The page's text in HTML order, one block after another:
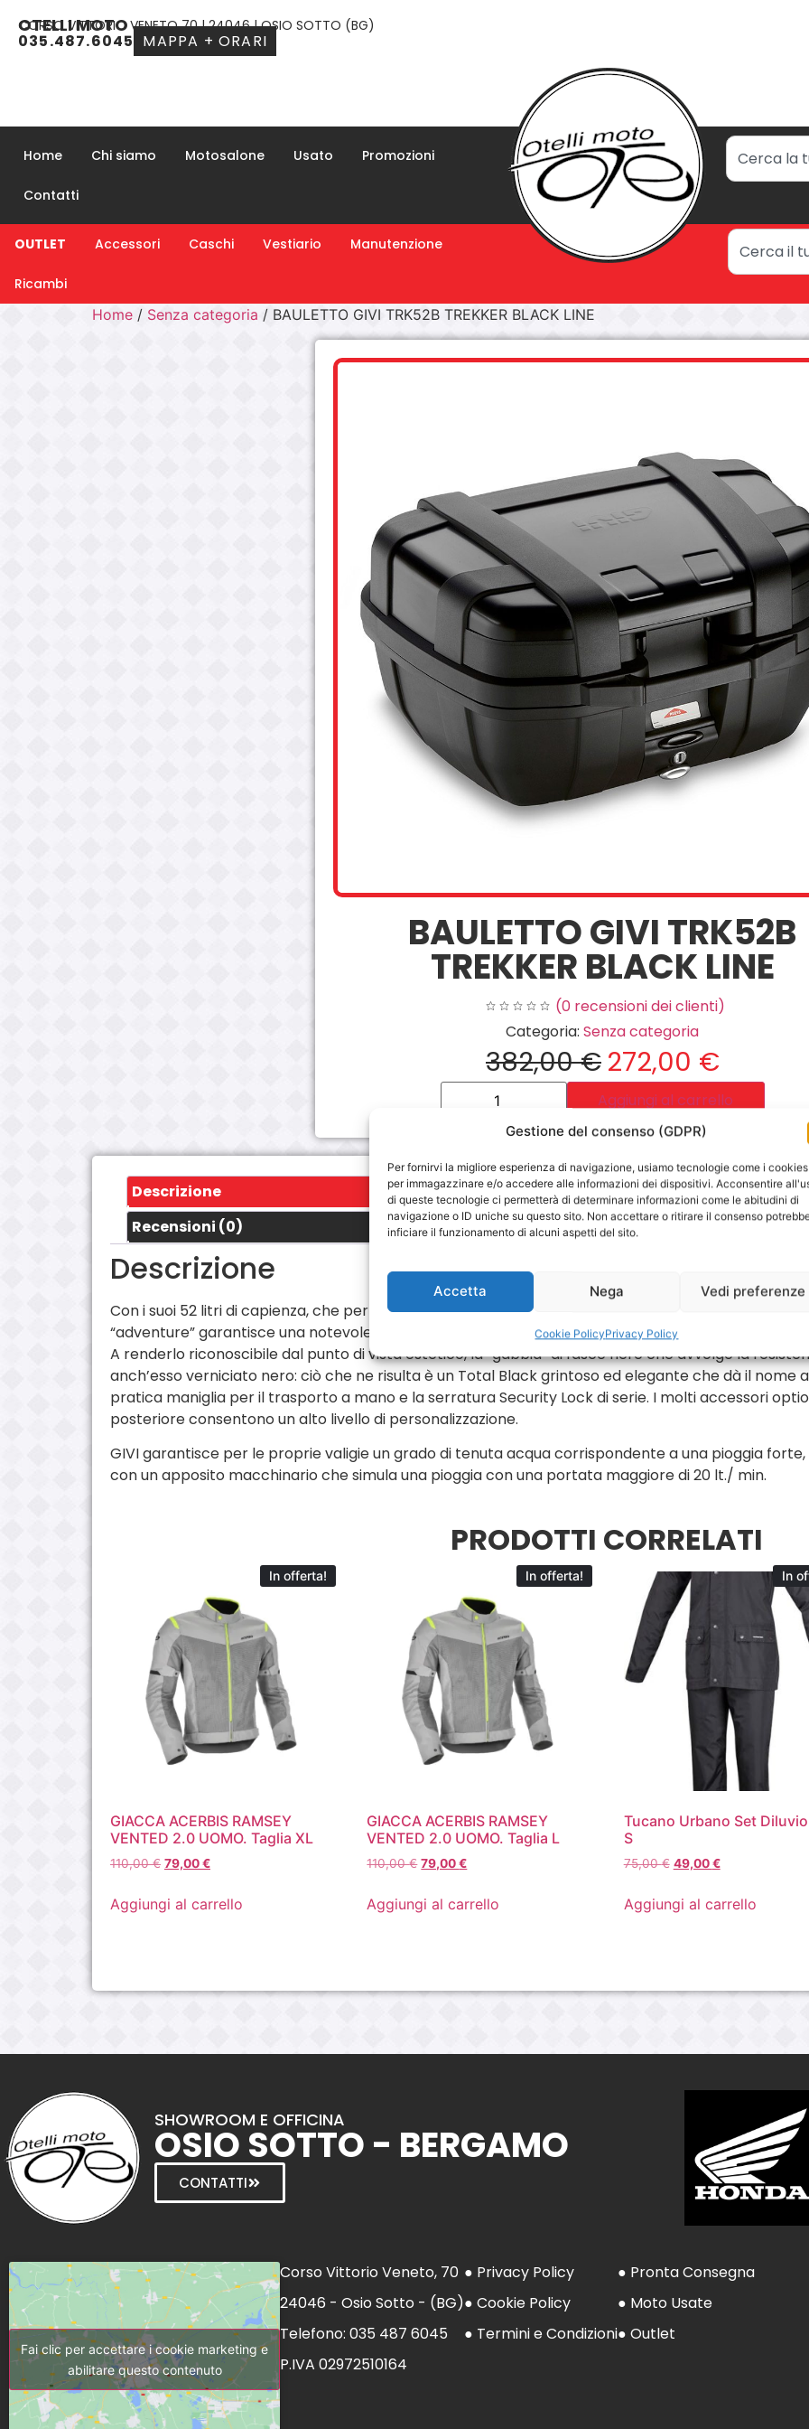
Gestione del consenso (GDPR)
Per fornirvi la migliore esperienza di navigazione, usiamo tecnologie come i cookies
per immagazzinare e/o accedere alle informazioni dei dispositivi. Acconsentire
di queste tecnologie ci permetterà di determinare informazioni come le abitudini di
navigazione o ID uniche su questo sito. Non accettare o ritirare il consenso
inficiare il funzionamento di alcuni aspetti del sito.
Accetta Nega Vedi preferenze
Cookie PolicyPrivacy Policy
OTELLI MOTO
CORSO VITTORIO VENETO 70 | 24046 | OSIO SOTTO (BG)
035.487.6045 MAPPA + ORARI
Home Chi siamo Motosalone Usato Promozioni
Contatti
OUTLET Accessori Caschi Vestiario Manutenzione
Ricambi
Home / Senza categoria / BAULETTO GIVI TRK52B TREKKER BLACK LINE
BAULETTO GIVI TRK52B
TREKKER BLACK LINE
(0recensioni dei clienti)
Categoria:Senza categoria
382,00€ 272,00 €
Aggiungi al carrello
Descrizione
Recensioni (0)
Descrizione
Con i suoi 52 litri di capienza, che permettono il comodo alloggiamento di 2 caschi modulari o
“adventure” garantisce una notevole rigidezza strutturale, grazie al mix di tecnopolimeri di cui è
A renderlo riconoscibile dal punto di vista estetico, la “gabbia” di fasce nere che avvolge la
anch’esso verniciato nero: ciò che ne risulta è un Total Black grintoso ed elegante che dà il nome
pratica maniglia per il trasporto a mano e la serratura Security Lock di serie. I molti accessori
posteriore consentono un alto livello di personalizzazione.
GIVI garantisce per le proprie valigie un grado di tenuta acqua corrispondente a una pioggia
con un apposito macchinario che simula una pioggia con una portata maggiore di 20 lt./ min.
PRODOTTI CORRELATI
In offerta!
GIACCA ACERBIS RAMSEY
VENTED 2.0 UOMO. Taglia XL
110,00€ 79,00€
Aggiungi al carrello
In offerta!
GIACCA ACERBIS RAMSEY
VENTED 2.0 UOMO. Taglia L
110,00€ 79,00€
Aggiungi al carrello
In
Tucano Urbano Set
S
75,00€ 49,00€
Aggiungi al carrello
SHOWROOM E OFFICINA
OSIO SOTTO - BERGAMO
CONTATTI
Fai clic per accettare i cookie marketing e
abilitare questo contenuto
Corso Vittorio Veneto, 70
24046 - Osio Sotto - (BG)
Telefono: 035 487 6045
P.IVA 02972510164
● Privacy Policy
● Cookie Policy
● Termini e Condizioni
● Pronta Consegna
● Moto Usate
● Outlet